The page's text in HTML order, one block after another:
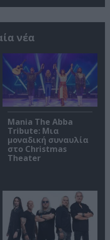
νέα
Mania The Abba
Tribute: Μια
μοναδική συναυλία
στο Christmas
Theater